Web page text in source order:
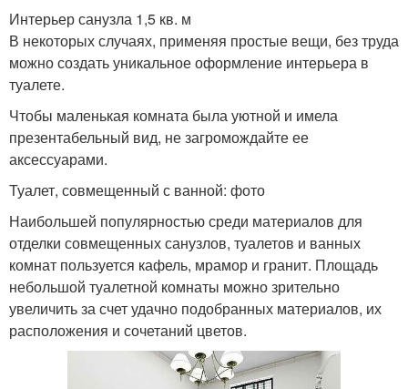
Интерьер санузла 1,5 кв. м
В некоторых случаях, применяя простые вещи, без труда
можно создать уникальное оформление интерьера в
туалете.
Чтобы маленькая комната была уютной и имела
презентабельный вид, не загромождайте ее
аксессуарами.
Туалет, совмещенный с ванной: фото
Наибольшей популярностью среди материалов для
отделки совмещенных санузлов, туалетов и ванных
комнат пользуется кафель, мрамор и гранит. Площадь
небольшой туалетной комнаты можно зрительно
увеличить за счет удачно подобранных материалов, их
расположения и сочетаний цветов.